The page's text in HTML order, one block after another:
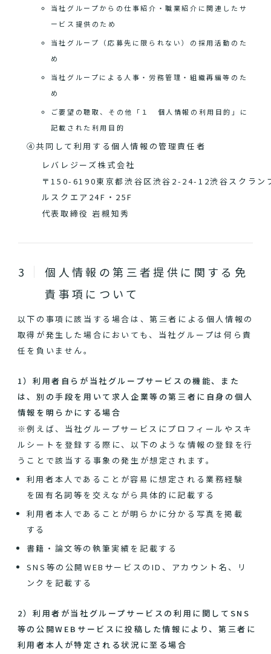
当社グループからの仕事紹介・職業紹介に関連したサ
ービス提供のため
当社グループ（応募先に限られない）の採用活動のた
め
当社グループによる人事・労務管理・組織再編等のた
め
ご要望の聴取、その他「１ 個人情報の利用目的」に
記載された利用目的
④共同して利用する個人情報の管理責任者
レバレジーズ株式会社
〒150-6190東京都渋谷区渋谷2-24-12渋谷スクラン
ルスクエア24F・25F
代表取締役 岩槻知秀
個人情報の第三者提供に関する免
責事項について
以下の事項に該当する場合は、第三者による個人情報の
取得が発生した場合においても、当社グループは何ら責
任を負いません。
1）利用者自らが当社グループサービスの機能、また
は、別の手段を用いて求人企業等の第三者に自身の個人
情報を明らかにする場合
※例えば、当社グループサービスにプロフィールやスキ
ルシートを登録する際に、以下のような情報の登録を行
うことで該当する事象の発生が想定されます。
利用者本人であることが容易に想定される業務経験
を固有名詞等を交えながら具体的に記載する
利用者本人であることが明らかに分かる写真を掲載
する
書籍・論文等の執筆実績を記載する
SNS等の公開WEBサービスのID、アカウント名、リ
ンクを記載する
2）利用者が当社グループサービスの利用に関してSNS
等の公開WEBサービスに投稿した情報により、第三者に
利用者本人が特定される状況に至る場合